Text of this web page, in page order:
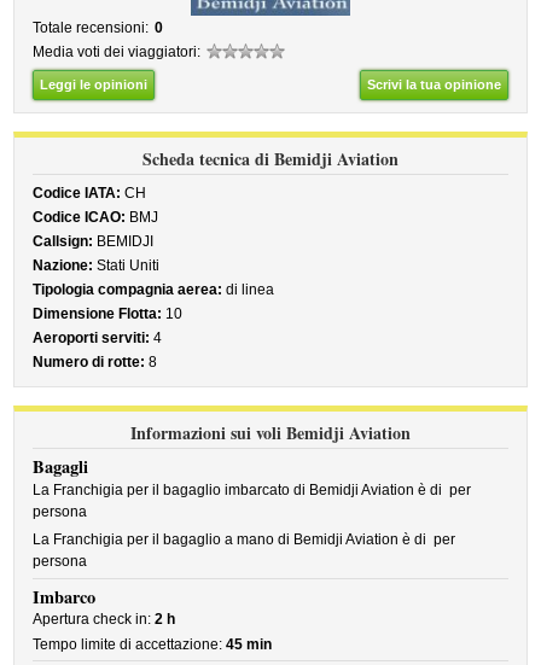
Totale recensioni: 0
Media voti dei viaggiatori:
Leggi le opinioni Scrivi la tua opinione
Scheda tecnica di Bemidji Aviation
Codice IATA: CH
Codice ICAO: BMJ
Callsign: BEMIDJI
Nazione: Stati Uniti
Tipologia compagnia aerea: di linea
Dimensione Flotta: 10
Aeroporti serviti: 4
Numero di rotte: 8
Informazioni sui voli Bemidji Aviation
Bagagli
La Franchigia per il bagaglio imbarcato di Bemidji Aviation è di per
persona
La Franchigia per il bagaglio a mano di Bemidji Aviation è di per
persona
Imbarco
Apertura check in:2 h
Tempo limite di accettazione:45 min